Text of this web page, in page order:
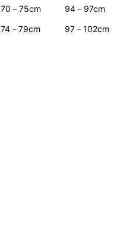
70－75cm
94－97cm
74－79cm 97－102cm